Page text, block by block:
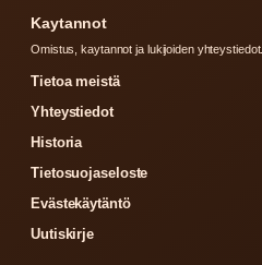
Kaytannot
Omistus, kaytannot ja lukijoiden yhteystiedot.
Tietoa meistä
Yhteystiedot
Historia
Tietosuojaseloste
Evästekäytäntö
Uutiskirje